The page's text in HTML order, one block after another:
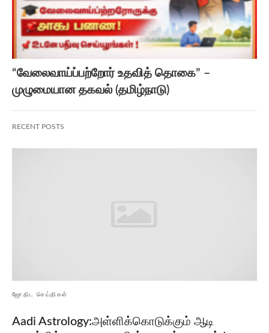
“வேலைவாய்ப்பற்றோர் உதவித் தொகை” –
முழுமையான தகவல் (தமிழ்நாடு)
RECENT POSTS
ஜோதிட செய்திகள்
Aadi Astrology:அள்ளிக்கொடுக்கும் ஆடி